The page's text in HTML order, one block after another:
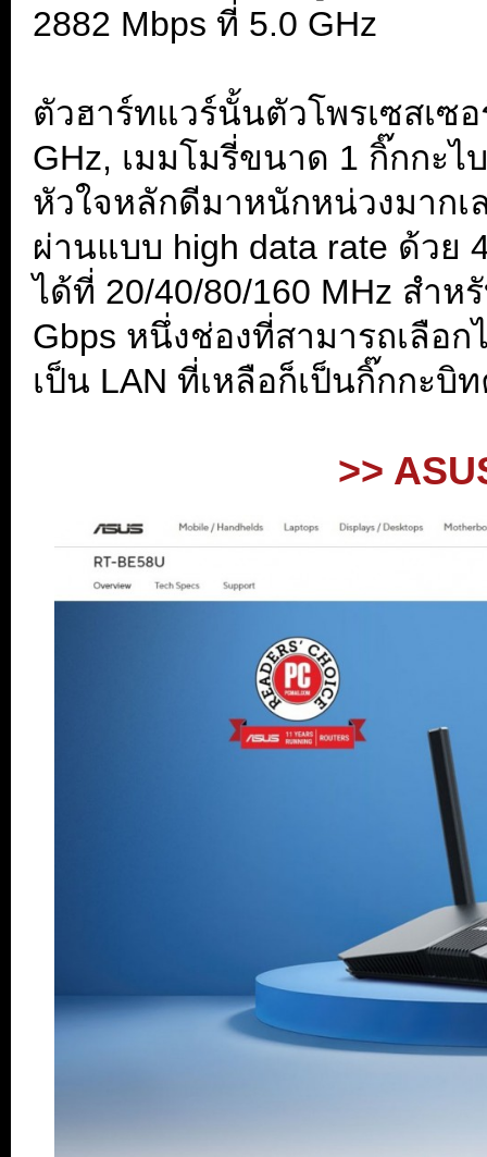
2882 Mbps ที่ 5.0 GHz
ตัวฮาร์ทแวร์นั้นตัวโพรเซสเซ
GHz, เมมโมรี่ขนาด 1 กิ๊กกะ
หัวใจหลักดีมาหนักหน่วงมากเ
ผ่านแบบ high data rate ด้วย
ได้ที่ 20/40/80/160 MHz สำ
Gbps หนึ่งช่องที่สามารถเลือ
เป็น LAN ที่เหลือก็เป็นกิ๊กกะบิ
>>